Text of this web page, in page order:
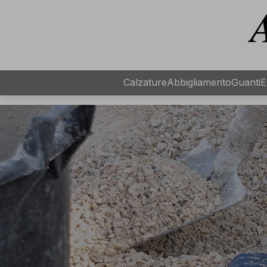
CalzatureAbbigliamentoGuanti